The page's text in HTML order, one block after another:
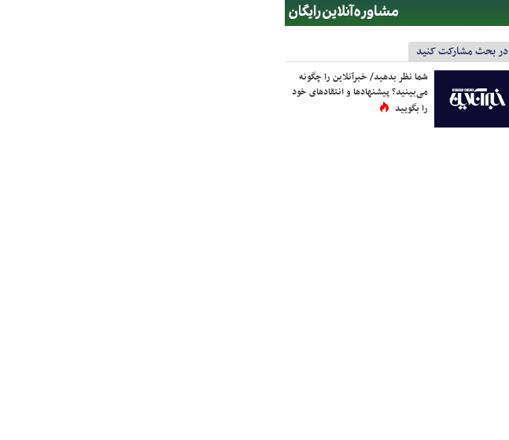
در بحث مشارکت کنید
شما نظر بدهید/ خبرآنلاین را چگونه
می‌بینید؟ پیشنهادها و انتقادهای خود
را بگویید